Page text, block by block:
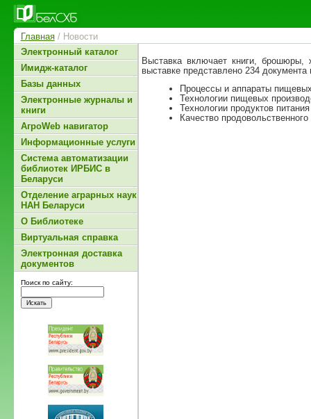
Главная/ Новости
Электронный каталог
Имидж-каталог
Базы данных
Электронные журналы и
книги
АгроWeb навигатор
Информационные услуги
Система автоматизации
библиотек ИРБИС в
Беларуси
Отделение аграрных наук
НАН Беларуси
О Библиотеке
Виртуальная справка
Электронная доставка
документов
Поиск по сайту:
Выставка включает книги,
выставке представлено 234
Процессы и аппараты
Технологии пищевых
Технологии продуктов
Качество